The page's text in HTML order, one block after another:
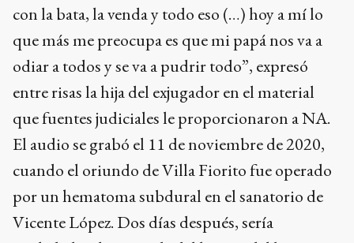
con la bata, la venda y todo eso (…) hoy a mí lo
que más me preocupa es que mi papá nos va a
odiar a todos y se va a pudrir todo”, expresó
entre risas la hija del exjugador en el material
que fuentes judiciales le proporcionaron a NA.
El audio se grabó el 11 de noviembre de 2020,
cuando el oriundo de Villa Fiorito fue operado
por un hematoma subdural en el sanatorio de
Vicente López. Dos días después, sería